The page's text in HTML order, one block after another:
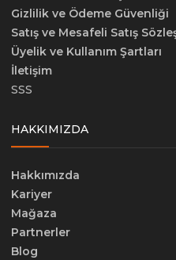
Gizlilik ve Ödeme Güvenliği
Satış ve Mesafeli Satış
Üyelik ve Kullanım Şartları
İletişim
SSS
HAKKIMIZDA
Hakkımızda
Kariyer
Mağaza
Partnerler
Blog